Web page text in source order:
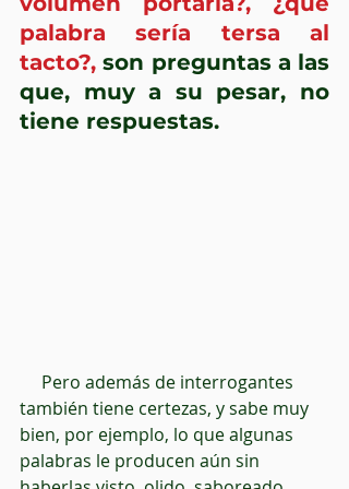
palabra sería tersa al
tacto?, son preguntas a las
que, muy a su pesar, no
tiene respuestas.
también tiene certezas, y sabe muy
bien, por ejemplo, lo que algunas
palabras le producen aún sin